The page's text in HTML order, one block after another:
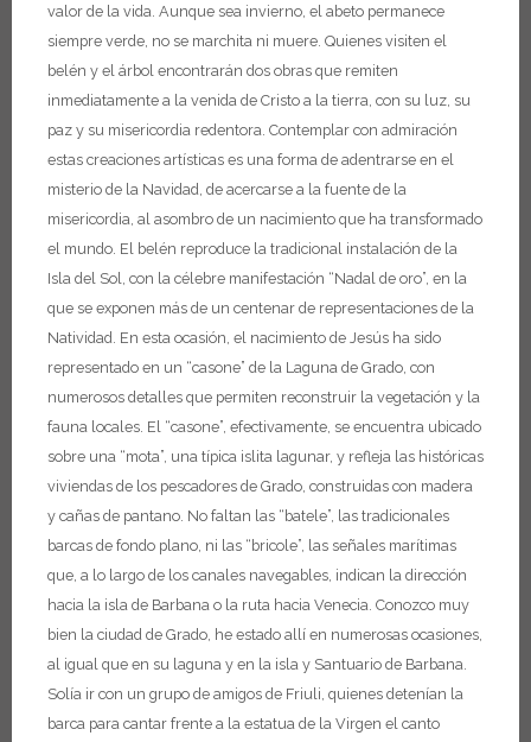
valor de la vida. Aunque sea invierno, el abeto permanece
siempre verde, no se marchita ni muere. Quienes visiten el
belén y el árbol encontrarán dos obras que remiten
inmediatamente a la venida de Cristo a la tierra, con su luz, su
paz y su misericordia redentora. Contemplar con admiración
estas creaciones artísticas es una forma de adentrarse en el
misterio de la Navidad, de acercarse a la fuente de la
misericordia, al asombro de un nacimiento que ha transformado
el mundo. El belén reproduce la tradicional instalación de la
Isla del Sol, con la célebre manifestación “Nadal de oro”, en la
que se exponen más de un centenar de representaciones de la
Natividad. En esta ocasión, el nacimiento de Jesús ha sido
representado en un “casone” de la Laguna de Grado, con
numerosos detalles que permiten reconstruir la vegetación y la
fauna locales. El “casone”, efectivamente, se encuentra ubicado
sobre una “mota”, una típica islita lagunar, y refleja las históricas
viviendas de los pescadores de Grado, construidas con madera
y cañas de pantano. No faltan las “batele”, las tradicionales
barcas de fondo plano, ni las “bricole”, las señales marítimas
que, a lo largo de los canales navegables, indican la dirección
hacia la isla de Barbana o la ruta hacia Venecia. Conozco muy
bien la ciudad de Grado, he estado allí en numerosas ocasiones,
al igual que en su laguna y en la isla y Santuario de Barbana.
Solía ir con un grupo de amigos de Friuli, quienes detenían la
barca para cantar frente a la estatua de la Virgen el canto